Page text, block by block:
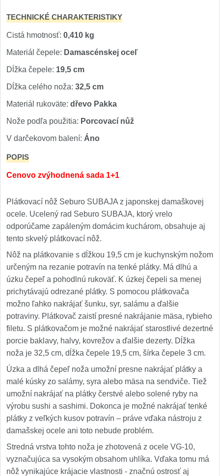
TECHNICKÉ CHARAKTERISTIKY
Cistá hmotnosť: 0,410 kg
Materiál čepele: Damascénskej oceľ
Dĺžka čepele: 19,5 cm
Dĺžka celého noža: 32,5 cm
Materiál rukoväte: dřevo Pakka
Nože podľa použitia: Porcovací nůž
V darčekovom balení: Áno
POPIS
Cenovo zvýhodnená sada 1+1
Plátkovací nôž Seburo SUBAJA z japonskej damaškovej
ocele. Ucelený rad Seburo SUBAJA, ktorý vrelo
odporúčame zapáleným domácim kuchárom, obsahuje aj
tento skvelý plátkovací nôž.
Nôž na plátkovanie s dĺžkou 19,5 cm je kuchynským nožom
určeným na rezanie potravín na tenké plátky. Má dlhú a
úzku čepeľ a pohodlnú rukoväť. K úzkej čepeli sa menej
prichytávajú odrezané plátky. S pomocou plátkovača
možno ľahko nakrájať šunku, syr, salámu a ďalšie
potraviny. Plátkovač zaistí presné nakrájanie mäsa, rybieho
filetu. S plátkovačom je možné nakrájať starostlivé dezertné
porcie baklavy, halvy, kovrežov a ďalšie dezerty. Dĺžka
noža je 32,5 cm, dĺžka čepele 19,5 cm, šírka čepele 3 cm.
Úzka a dlhá čepeľ noža umožní presne nakrájať plátky a
malé kúsky zo salámy, syra alebo mäsa na sendviče. Tiež
umožní nakrájať na plátky čerstvé alebo solené ryby na
výrobu sushi a sashimi. Dokonca je možné nakrájať tenké
plátky z veľkých kusov potravín – práve vďaka nástroju z
damašskej ocele ani toto nebude problém.
Stredná vrstva tohto noža je zhotovená z ocele VG-10,
vyznačujúca sa vysokým obsahom uhlíka. Vďaka tomu má
nôž vynikajúce krájacie vlastnosti - značnú ostrosť aj